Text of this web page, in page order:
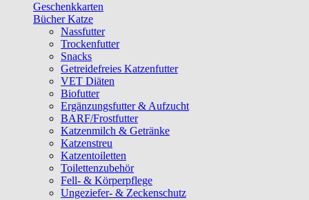
Geschenkkarten
Bücher Katze
Nassfutter
Trockenfutter
Snacks
Getreidefreies Katzenfutter
VET Diäten
Biofutter
Ergänzungsfutter & Aufzucht
BARF/Frostfutter
Katzenmilch & Getränke
Katzenstreu
Katzentoiletten
Toilettenzubehör
Fell- & Körperpflege
Ungeziefer- & Zeckenschutz